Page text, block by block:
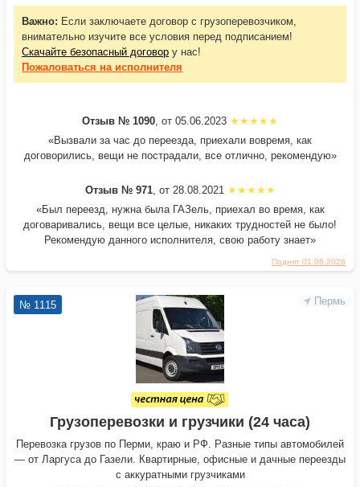
Поднят 01.08.2026
Важно: Если заключаете договор с грузоперевозчиком,
внимательно изучите все условия перед подписанием!
Скачайте безопасный договор у нас!
Пожаловаться на исполнителя
Отзыв № 1090 , от 05.06.2023
«Вызвали за час до переезда, приехали вовремя, как
договорились, вещи не пострадали, все отлично, рекомендую»
Отзыв № 971, от 28.08.2021
«Был переезд, нужна была ГАЗель, приехал во время, как
договаривались, вещи все целые, никаких трудностей не было!
Рекомендую данного исполнителя, свою работу знает»
Пермь
№ 1115
Грузоперевозки и грузчики (24 часа)
Перевозка грузов по Перми, краю и РФ. Разные типы автомобилей
— от Ларгуса до Газели. Квартирные, офисные и дачные переезды
с аккуратными грузчиками